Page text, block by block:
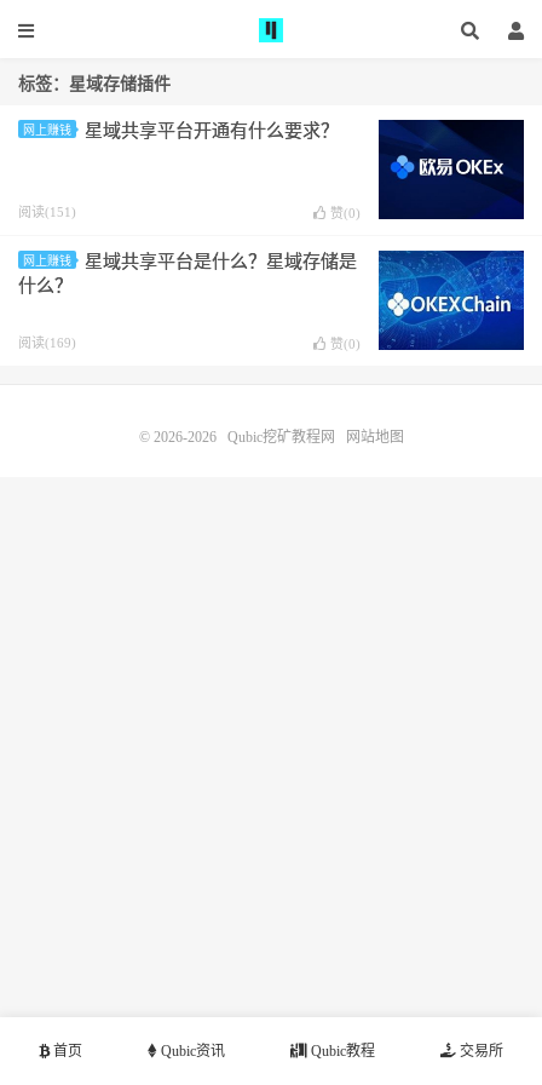
标签：星域存储插件
网上赚钱 星域共享平台开通有什么要求？
阅读(151) 赞(0)
网上赚钱
星域共享平台是什么？星域存储是
什么？
阅读(169) 赞(0)
首页 Qubic资讯 Qubic教程 交易所
© 2026-2026 Qubic挖矿教程网 网站地图